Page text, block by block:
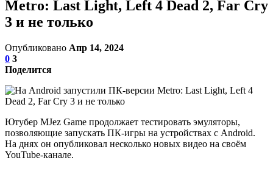
Metro: Last Light, Left 4 Dead 2, Far Cry
3 и не только
Опубликовано Апр 14, 2024
0 3
Поделится
Ютубер MJez Game продолжает тестировать эмуляторы,
позволяющие запускать ПК-игры на устройствах с Android.
На днях он опубликовал несколько новых видео на своём
YouTube-канале.